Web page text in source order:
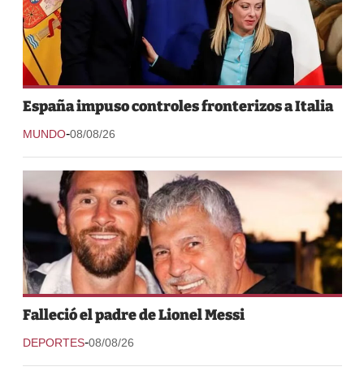
España impuso controles fronterizos a Italia
MUNDO-08/08/26
Falleció el padre de Lionel Messi
DEPORTES-08/08/26